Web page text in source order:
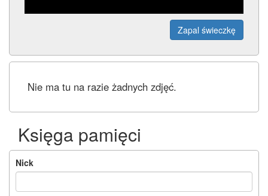
Zapal świeczkę
Nie ma tu na razie żadnych zdjęć.
Księga pamięci
Nick